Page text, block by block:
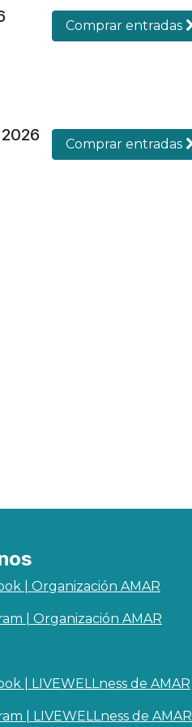
Comprar entradas
Comprar entradas
| Organización AMAR
| Organización AMAR
| LIVEWELLness de AMAR
| LIVEWELLness de AMAR